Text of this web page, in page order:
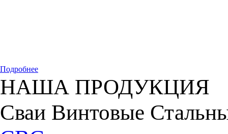
Подробнее
НАША ПРОДУКЦИЯ
Сваи Винтовые